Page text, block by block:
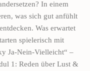
In einem
was sich gut anfühlt
Was erwartet
spielerisch mit
Ja-Nein-Vielleicht“ –
1: Reden über Lust &